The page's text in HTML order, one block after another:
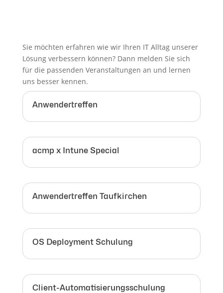
Sie möchten erfahren wie wir Ihren IT Alltag unserer
Lösung verbessern können? Dann melden Sie sich
für die passenden Veranstaltungen an und lernen
uns besser kennen.
Anwendertreffen
acmp x Intune Special
Anwendertreffen Taufkirchen
OS Deployment Schulung
Client-Automatisierungsschulung